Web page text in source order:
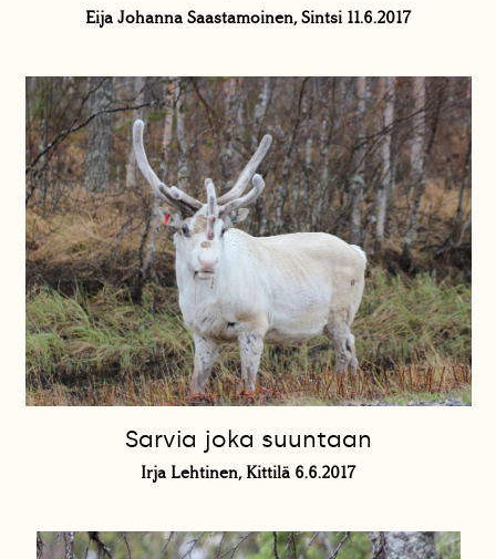
Eija Johanna Saastamoinen, Sintsi 11.6.2017
Sarvia joka suuntaan
Irja Lehtinen, Kittilä 6.6.2017